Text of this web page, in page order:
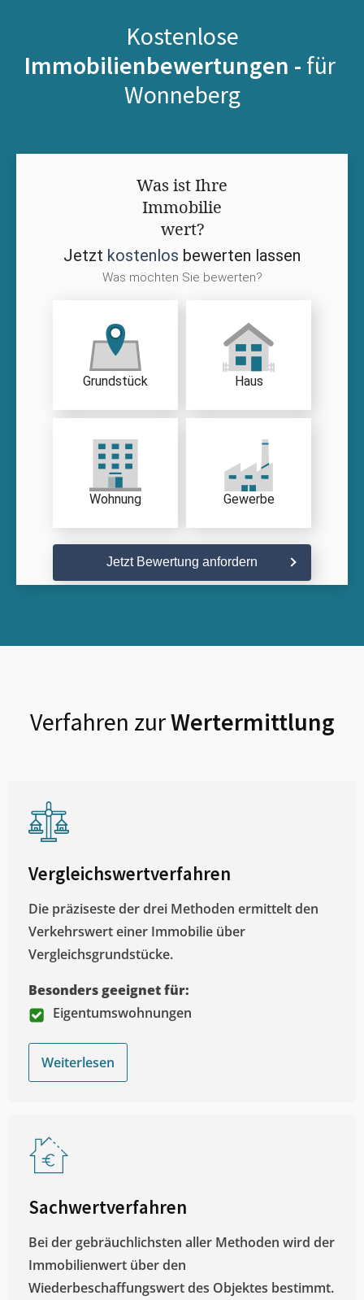
Kostenlose
Immobilienbewertungen - für
Wonneberg
Was ist Ihre
Immobilie
wert?
Jetzt kostenlos bewerten lassen
Was möchten Sie bewerten?
Grundstück Haus
Wohnung Gewerbe
Jetzt Bewertung anfordern
Verfahren zurWertermittlung
Vergleichswertverfahren
Die präziseste der drei Methoden ermittelt den
Verkehrswert einer Immobilie über
Vergleichsgrundstücke.
Besonders geeignet für:
Eigentumswohnungen
Weiterlesen
Sachwertverfahren
Bei der gebräuchlichsten aller Methoden wird der
Immobilienwert über den
Wiederbeschaffungswert des Objektes bestimmt.